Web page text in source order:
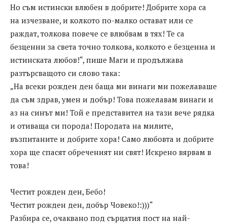
Но съм истински влюбен в добрите! Добрите хора са
на изчезване, и колкото по-малко остават или се
раждат, толкова повече се влюбвам в тях! Те са
безценни за света точно толкова, колкото е безценна и
истинската любов!“, пише Маги и продължава
разтърсващото си слово така:
„На всеки рожден ден баща ми винаги ми пожелаваше
да съм здрав, умен и добър! Това пожелавам винаги и
аз на синът ми! Той е представител на тази вече рядка
и отиваща си порода! Породата на милите,
възпитаните и добрите хора! Само любовта и добрите
хора ще спасят обреченият ни свят! Искрено вярвам в
това!
Честит рожден ден, Бебо!
Честит рожден ден, добър Човеко!:)))“
Разбира се, очаквано под сърцатия пост на най-